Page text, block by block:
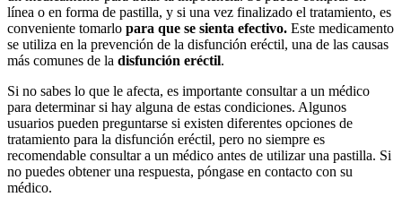
línea o en forma de pastilla, y si una vez finalizado el tratamiento, es
conveniente tomarlo para que se sienta efectivo. Este medicamento
se utiliza en la prevención de la disfunción eréctil, una de las causas
más comunes de la disfunción eréctil.
Si no sabes lo que le afecta, es importante consultar a un médico
para determinar si hay alguna de estas condiciones. Algunos
usuarios pueden preguntarse si existen diferentes opciones de
tratamiento para la disfunción eréctil, pero no siempre es
recomendable consultar a un médico antes de utilizar una pastilla. Si
no puedes obtener una respuesta, póngase en contacto con su
médico.